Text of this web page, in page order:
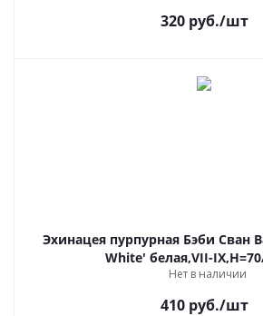
320руб./шт
Эхинацея пурпурная Бэби Сван
White' белая,VII-
Нет в наличии
410руб./шт